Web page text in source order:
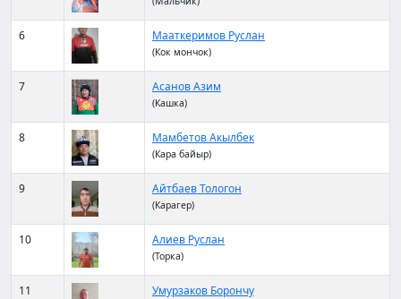
6 Мааткеримов Руслан
(Кок мончок)
7 Асанов Азим
(Кашка)
8 Мамбетов Акылбек
(Кара байыр)
9 Айтбаев Тологон
(Карагер)
10 Алиев Руслан
(Торка)
11 Умурзаков Борончу